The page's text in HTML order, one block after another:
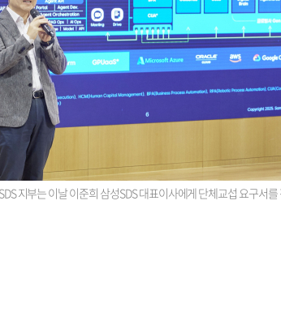
지부는 이날 이준희 삼성SDS 대표이사에게 단체교섭 요구서